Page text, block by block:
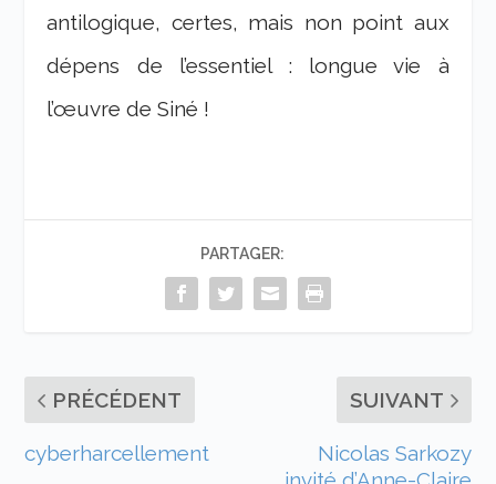
antilogique, certes, mais non point aux
dépens de l’essentiel : longue vie à
l’œuvre de Siné !
PARTAGER:
PRÉCÉDENT
cyberharcellement
SUIVANT
Nicolas Sarkozy